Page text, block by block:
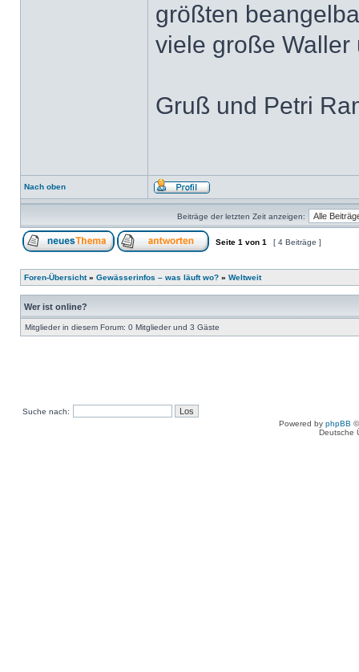
größten
viele große Waller
Gruß und Petri
Nach oben
Beiträge der letzten Zeit anzeigen:
Seite 1 von 1 [ 4 Beiträge ]
Foren-Übersicht» Gewässerinfos – was läuft wo? » Weltweit
Wer ist online?
Mitglieder in diesem Forum: 0 Mitglieder und 3 Gäste
Suche nach:
Powered by phpBB
Deutsche